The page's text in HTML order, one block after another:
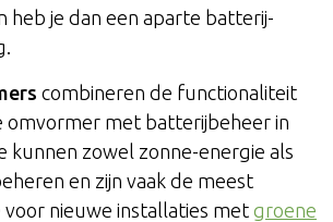
heb je dan een aparte batterij-
combineren de functionaliteit
omvormer met batterijbeheer in
kunnen zowel zonne-energie als
en zijn vaak de meest
nieuwe installaties met groene